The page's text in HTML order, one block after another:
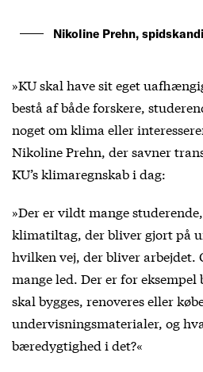
Nikoline Prehn,
»KU skal have sit eget
bestå af både forskere,
noget om klima eller
Nikoline Prehn, der savner
KU’s klimaregnskab i dag:
»Der er vildt mange
klimatiltag, der bliver gjort på
hvilken vej, der bliver arbejdet.
mange led. Der er for
skal bygges, renoveres eller
undervisningsmaterialer, og
bæredygtighed i det?«